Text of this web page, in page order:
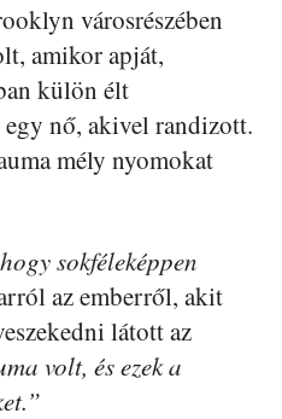
városrészében
amikor apját,
külön élt
nő, akivel randizott.
mély nyomokat
sokféleképpen
az emberről, akit
látott az
volt, és ezek a